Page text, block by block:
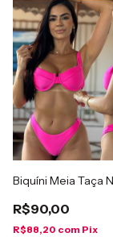
Biquíni Meia Taça
R$90,00
R$88,20 com Pix